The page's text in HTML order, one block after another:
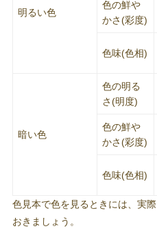
明るい色
色の鮮や
かさ(彩度)
色味(色相)
暗い色
色の明る
さ(明度)
色の鮮や
かさ(彩度)
色味(色相)
色見本で色を見るときには、実
おきましょう。